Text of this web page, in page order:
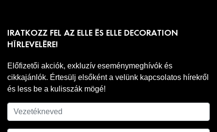
IRATKOZZ FEL AZ ELLE ÉS ELLE DECORATION
HÍRLEVELÉRE!
Előfizetői akciók, exkluzív eseménymeghívók és
cikkajánlók. Értesülj elsőként a velünk kapcsolatos hírekről
és less be a kulisszák mögé!